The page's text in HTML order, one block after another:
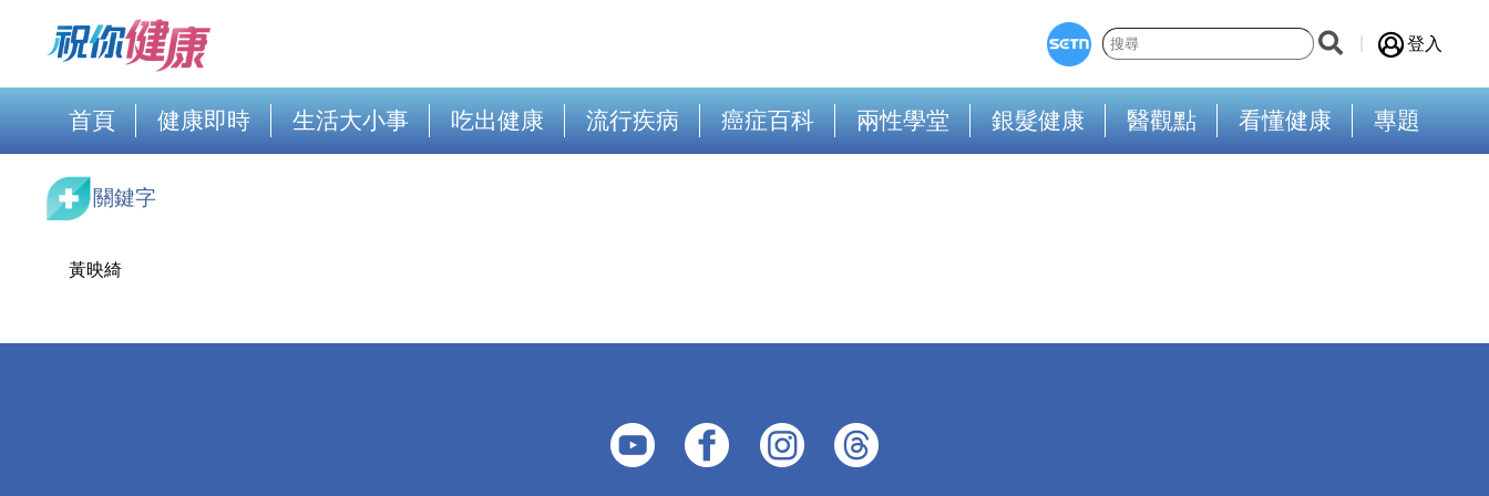
登入
首頁 健康即時 生活大小事 吃出健康 流行疾病 癌症百科 兩性學堂 銀髮健康 醫觀點 看懂健康 專題
關鍵字
黃映綺